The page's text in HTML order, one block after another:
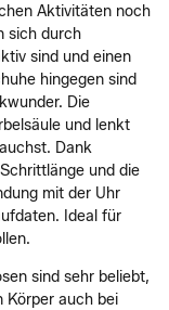
Aktivitäten noch
sich durch
sind und einen
hingegen sind
Die
und lenkt
Dank
und die
mit der Uhr
Ideal für
sind sehr beliebt,
Körper auch bei